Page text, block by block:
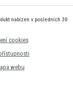
nabízen v posledních 30
cookies
webu